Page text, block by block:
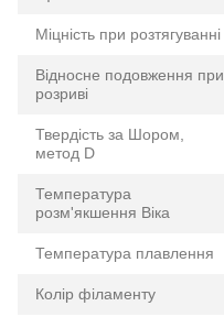
Міцність при розтягуванні
Відносне подовження при
розриві
Твердість за Шором,
метод D
Температура
розм'якшення Віка
Температура плавлення
Колір філаменту